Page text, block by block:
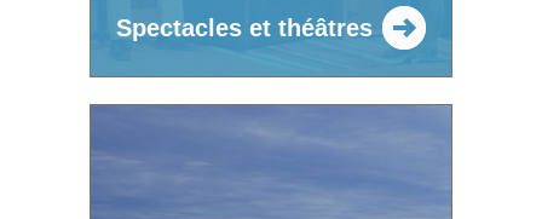
Spectacles et théâtres